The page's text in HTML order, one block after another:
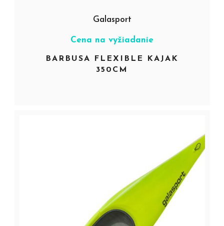
Galasport
Cena na vyžiadanie
BARBUSA FLEXIBLE KAJAK
350CM